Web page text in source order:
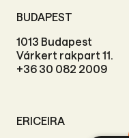
BUDAPEST
1013 Budapest
Várkert rakpart 11.
+36 30 082 2009
ERICEIRA